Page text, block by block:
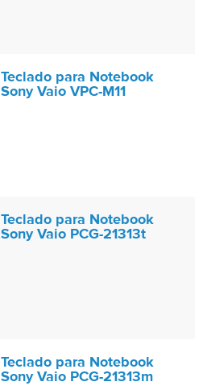
Teclado para Notebook
Sony Vaio VPC-M11
Teclado para Notebook
Sony Vaio PCG-21313t
Teclado para Notebook
Sony Vaio PCG-21313m